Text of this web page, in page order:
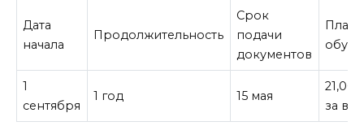
Дата
начала
Продолжительность
Срок
подачи
документов
Плата
1
сентября
1 год 15 мая
за все